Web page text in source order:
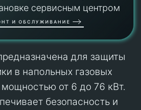
сервисным центром
И ОБСЛУЖИВАНИЕ
для защиты
в напольных газовых
мощностью от 6 до 76 кВт.
безопасность и